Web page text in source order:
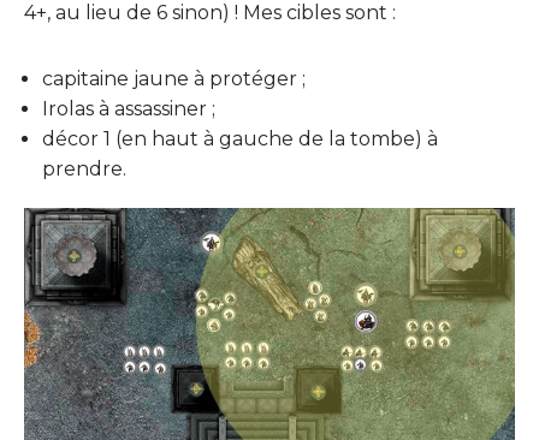
4+, au lieu de 6 sinon) ! Mes cibles sont :
capitaine jaune à protéger ;
Irolas à assassiner ;
décor 1 (en haut à gauche de la tombe) à
prendre.